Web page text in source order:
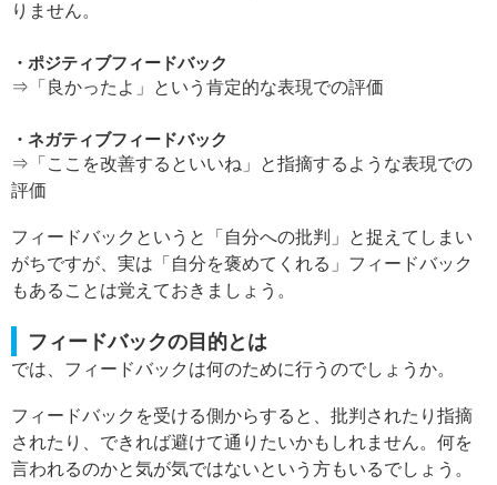
りません。
ポジティブフィードバック
⇒「良かったよ」という肯定的な表現での評価
ネガティブフィードバック
⇒「ここを改善するといいね」と指摘するような表現での
評価
フィードバックというと「自分への批判」と捉えてしまい
がちですが、実は「自分を褒めてくれる」フィードバック
もあることは覚えておきましょう。
フィードバックの目的とは
では、フィードバックは何のために行うのでしょうか。
フィードバックを受ける側からすると、批判されたり指摘
されたり、できれば避けて通りたいかもしれません。何を
言われるのかと気が気ではないという方もいるでしょう。